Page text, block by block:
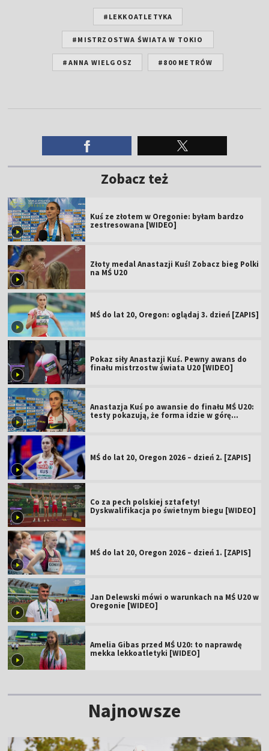
#LEKKOATLETYKA
#MISTRZOSTWA ŚWIATA W TOKIO
#ANNA WIELGOSZ #800 METRÓW
Zobacz też
Kuś ze złotem w Oregonie: byłam bardzo
zestresowana [WIDEO]
Złoty medal Anastazji Kuś! Zobacz bieg Polki
na MŚ U20
MŚ do lat 20, Oregon: oglądaj 3. dzień [ZAPIS]
Pokaz siły Anastazji Kuś. Pewny awans do
finału mistrzostw świata U20 [WIDEO]
Anastazja Kuś po awansie do finału MŚ U20:
testy pokazują, że forma idzie w górę
MŚ do lat 20, Oregon 2026 – dzień 2. [ZAPIS]
Co za pech polskiej sztafety!
Dyskwalifikacja po świetnym biegu [WIDEO]
MŚ do lat 20, Oregon 2026 – dzień 1. [ZAPIS]
Jan Delewski mówi o warunkach na MŚ U20 w
Oregonie [WIDEO]
Amelia Gibas przed MŚ U20: to naprawdę
mekka lekkoatletyki [WIDEO]
Najnowsze